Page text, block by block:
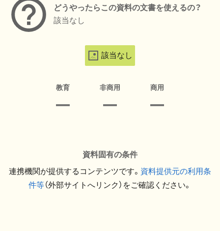
どうやったらこの資料の文書を使えるの？
該当なし
該当なし
教育 非商用 商用
資料固有の条件
連携機関が提供するコンテンツです。 資料提供元の利用条
件等（外部サイトへリンク）をご確認ください。